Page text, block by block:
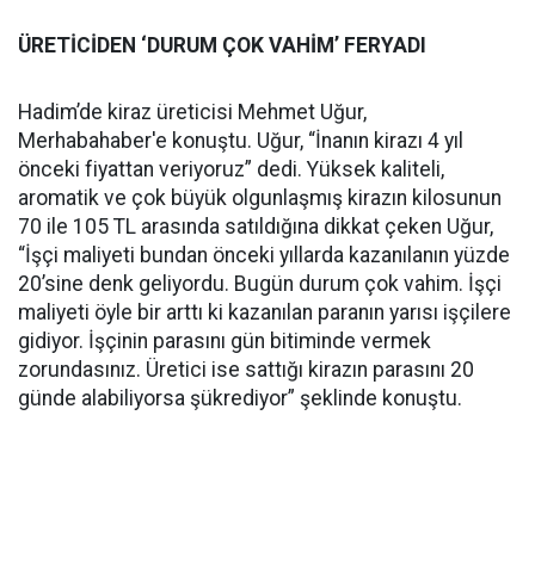
ÜRETİCİDEN ‘DURUM ÇOK VAHİM’ FERYADI
Hadim’de kiraz üreticisi Mehmet Uğur,
Merhabahaber'e konuştu. Uğur, “İnanın kirazı 4 yıl
önceki fiyattan veriyoruz” dedi. Yüksek kaliteli,
aromatik ve çok büyük olgunlaşmış kirazın kilosunun
70 ile 105 TL arasında satıldığına dikkat çeken Uğur,
“İşçi maliyeti bundan önceki yıllarda kazanılanın yüzde
20’sine denk geliyordu. Bugün durum çok vahim. İşçi
maliyeti öyle bir arttı ki kazanılan paranın yarısı işçilere
gidiyor. İşçinin parasını gün bitiminde vermek
zorundasınız. Üretici ise sattığı kirazın parasını 20
günde alabiliyorsa şükrediyor” şeklinde konuştu.